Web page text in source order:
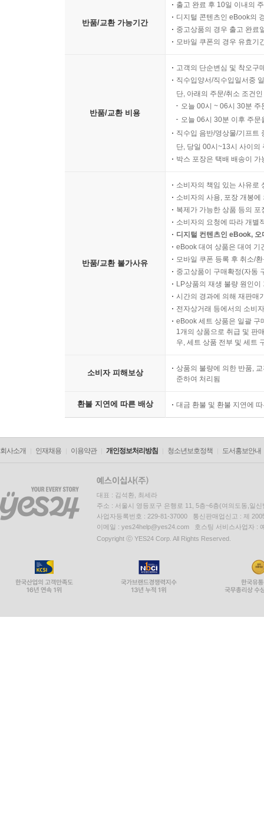
반품/교환 가능기간
출고 완료 후 10일 이내의
디지털 콘텐츠인 eBook의
중고상품의 경우 출고 완료
모바일 쿠폰의 경우 유효기
반품/교환 비용
고객의 단순변심 및 착오구
직수입양서/직수입일서중
단, 아래의 주문/취소 조건
오늘 00시 ~ 06시 30분
오늘 06시 30분 이후 주
직수입 음반/영상물/기프트
단, 당일 00시~13시 사이의
박스 포장은 택배 배송이
반품/교환 불가사유
소비자의 책임 있는 사유로
소비자의 사용, 포장 개봉
복제가 가능한 상품 등의
소비자의 요청에 따라 개별
디지털 컨텐츠인 eBook,
eBook 대여 상품은 대여 기
모바일 쿠폰 등록 후 취소/
중고상품이 구매확정(자동
LP상품의 재생 불량 원인
시간의 경과에 의해 재판매
전자상거래 등에서의 소비
eBook 세트 상품은 일괄 구
1개의 상품으로 취급 및 판
우, 세트 상품 전부 및 세트
소비자 피해보상
상품의 불량에 의한 반품,
준하여 처리됨
환불 지연에 따른 배상 대금 환불 및 환불 지연에
회사소개 인재채용 이용약관 개인정보처리방침 청소년보호정책 도서홍보안내
대표 : 김석환, 최세라
주소 : 서울시 영등포구 은행로 11, 5층~6층(여의도동,일신
사업자등록번호 : 229-81-37000 통신판매업신고 : 제
이메일 : yes24help@yes24.com 호스팅 서비스사업자 :
Copyright ⓒ YES24 Corp. All Rights Reserved.